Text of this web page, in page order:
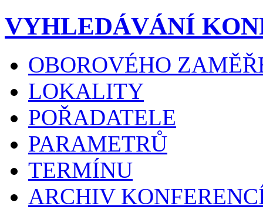
VYHLEDÁVÁNÍ
OBOROVÉHO
LOKALITY
POŘADATELE
PARAMETRŮ
TERMÍNU
ARCHIV